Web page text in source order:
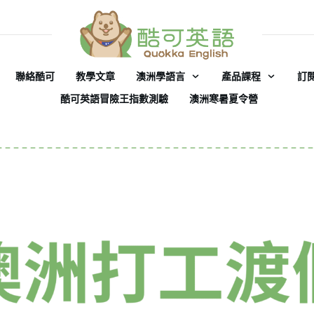
聯絡酷可 教學文章 澳洲學語言 產品課程
訂
酷可英語冒險王指數測驗
澳洲寒暑夏令營